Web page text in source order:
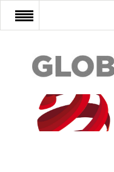
FŐOLDAL
AFRIKA